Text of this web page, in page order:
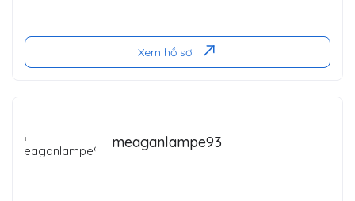
Xem hồ sơ
meaganlampe93